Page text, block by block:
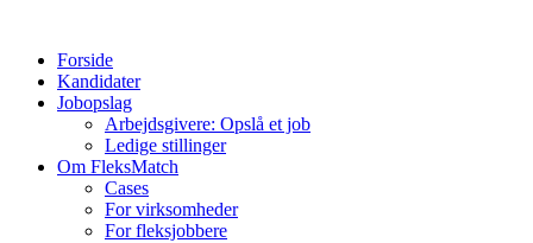
Forside
Kandidater
Jobopslag
Arbejdsgivere: Opslå et job
Ledige stillinger
Om FleksMatch
Cases
For virksomheder
For fleksjobbere